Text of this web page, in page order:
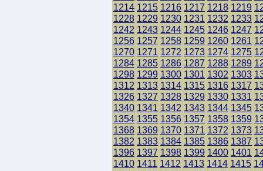
1214 1215 1216 1217 1218 1219
1228 1229 1230 1231 1232 1233
1242 1243 1244 1245 1246 1247
1256 1257 1258 1259 1260 1261
1270 1271 1272 1273 1274 1275
1284 1285 1286 1287 1288 1289
1298 1299 1300 1301 1302 1303
1312 1313 1314 1315 1316 1317
1326 1327 1328 1329 1330 1331
1340 1341 1342 1343 1344 1345
1354 1355 1356 1357 1358 1359
1368 1369 1370 1371 1372 1373
1382 1383 1384 1385 1386 1387
1396 1397 1398 1399 1400 1401
1410 1411 1412 1413 1414 1415